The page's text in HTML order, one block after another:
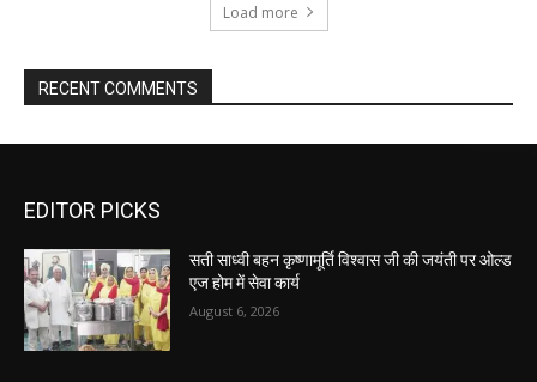
Load more
RECENT COMMENTS
EDITOR PICKS
सती साध्वी बहन कृष्णामूर्ति विश्वास जी की जयंती पर ओल्ड
एज होम में सेवा कार्य
August 6, 2026